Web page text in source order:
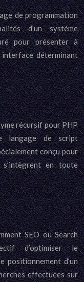
de programmation
d’un système
pour présenter à
déterminant
récursif pour PHP
langage de script
conçu pour
en toute
SEO ou Search
d’optimiser le
positionnement d’un
effectuées sur